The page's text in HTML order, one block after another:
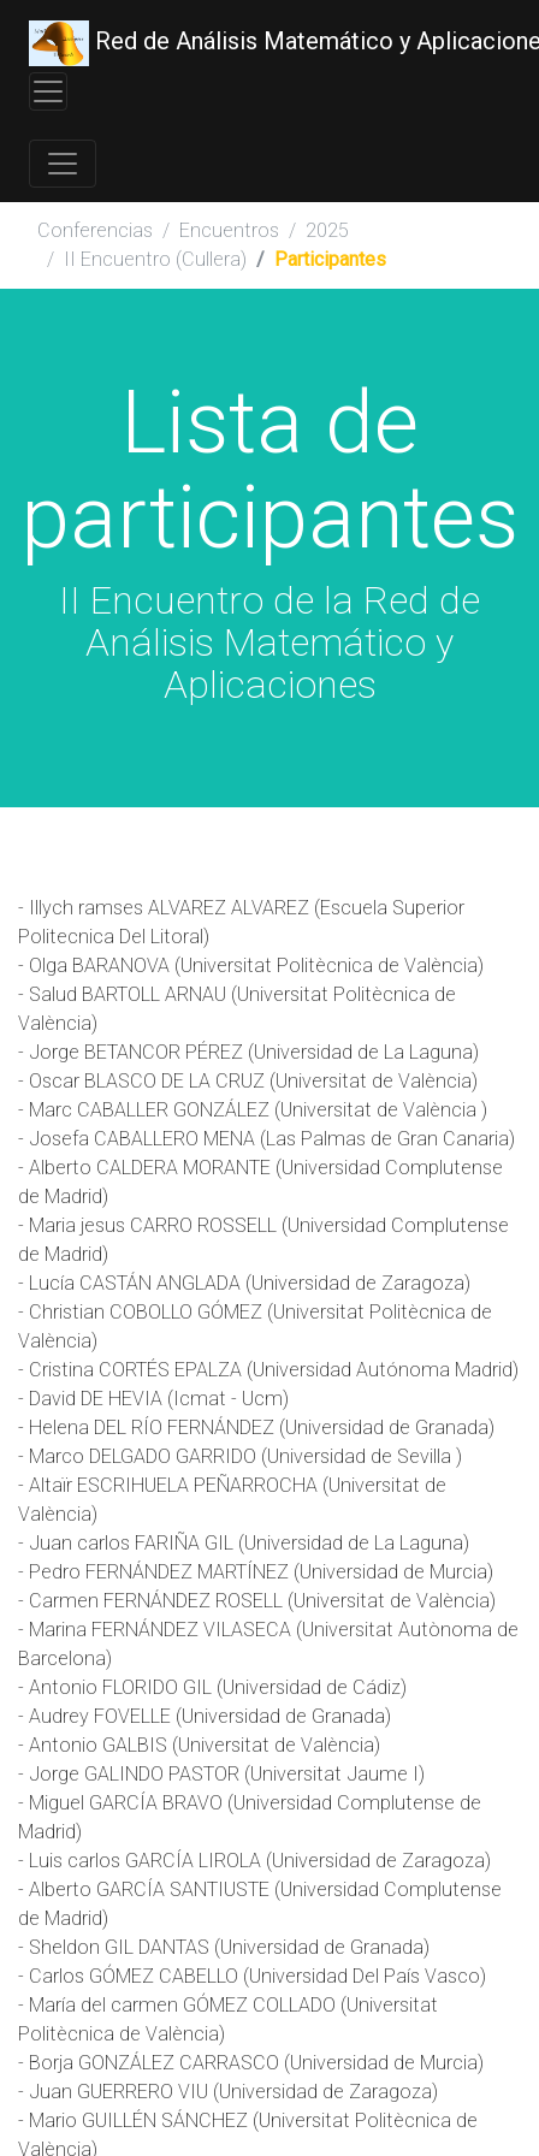
Red de Análisis Matemático y
Conferencias Encuentros
2025
II Encuentro (Cullera)
Participantes
Lista de
participantes
II Encuentro de la Red de
Análisis Matemático y
Aplicaciones
- Illych ramses ALVAREZ ALVAREZ (Escuela Superior
Politecnica Del Litoral)
- Olga BARANOVA (Universitat Politècnica de València)
- Salud BARTOLL ARNAU (Universitat Politècnica de
València)
- Jorge BETANCOR PÉREZ (Universidad de La Laguna)
- Oscar BLASCO DE LA CRUZ (Universitat de València)
- Marc CABALLER GONZÁLEZ (Universitat de València )
- Josefa CABALLERO MENA (Las Palmas de Gran Canaria)
- Alberto CALDERA MORANTE (Universidad Complutense
de Madrid)
- Maria jesus CARRO ROSSELL (Universidad Complutense
de Madrid)
- Lucía CASTÁN ANGLADA (Universidad de Zaragoza)
- Christian COBOLLO GÓMEZ (Universitat Politècnica de
València)
- Cristina CORTÉS EPALZA (Universidad Autónoma Madrid)
- David DE HEVIA (Icmat - Ucm)
- Helena DEL RÍO FERNÁNDEZ (Universidad de Granada)
- Marco DELGADO GARRIDO (Universidad de Sevilla )
- Altaïr ESCRIHUELA PEÑARROCHA (Universitat de
València)
- Juan carlos FARIÑA GIL (Universidad de La Laguna)
- Pedro FERNÁNDEZ MARTÍNEZ (Universidad de Murcia)
- Carmen FERNÁNDEZ ROSELL (Universitat de València)
- Marina FERNÁNDEZ VILASECA (Universitat Autònoma de
Barcelona)
- Antonio FLORIDO GIL (Universidad de Cádiz)
- Audrey FOVELLE (Universidad de Granada)
- Antonio GALBIS (Universitat de València)
- Jorge GALINDO PASTOR (Universitat Jaume I)
- Miguel GARCÍA BRAVO (Universidad Complutense de
Madrid)
- Luis carlos GARCÍA LIROLA (Universidad de Zaragoza)
- Alberto GARCÍA SANTIUSTE (Universidad Complutense
de Madrid)
- Sheldon GIL DANTAS (Universidad de Granada)
- Carlos GÓMEZ CABELLO (Universidad Del País Vasco)
- María del carmen GÓMEZ COLLADO (Universitat
Politècnica de València)
- Borja GONZÁLEZ CARRASCO (Universidad de Murcia)
- Juan GUERRERO VIU (Universidad de Zaragoza)
- Mario GUILLÉN SÁNCHEZ (Universitat Politècnica de
València)